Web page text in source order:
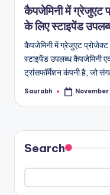
कैपजेमिनी में ग्रेजुएट
के लिए स्टाइपेंड
कैपजेमिनी में ग्रेजुएट
स्टाइपेंड उपलब्ध कैपजेमिनी
ट्रांसफॉर्मेशन कंपनी है, जो
Posted
Saurabh
Search